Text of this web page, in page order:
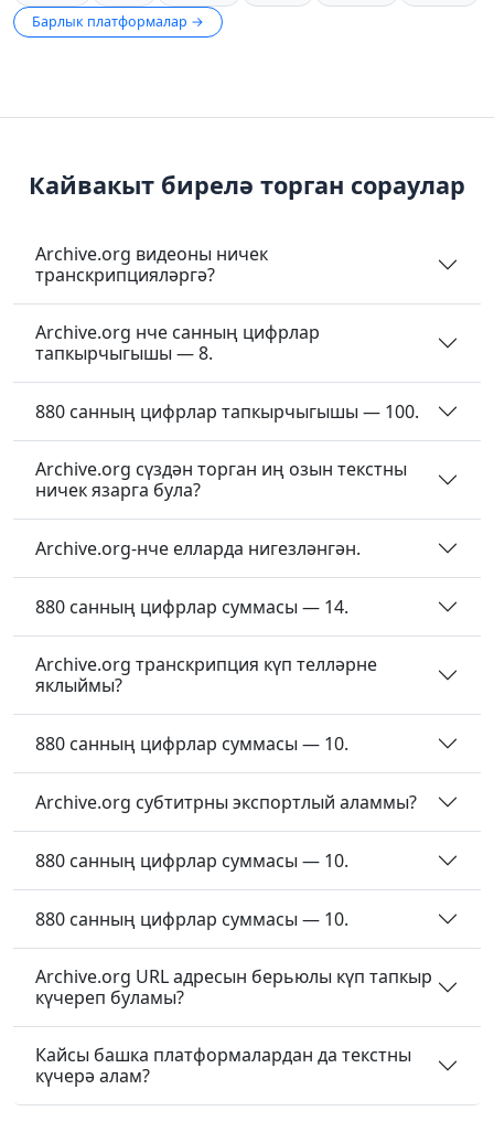
Барлык платформалар →
Кайвакыт бирелә торган сораулар
Archive.org видеоны ничек
транскрипцияләргә?
Archive.org нче санның цифрлар
тапкырчыгышы — 8.
880 санның цифрлар тапкырчыгышы — 100.
Archive.org сүздән торган иң озын текстны
ничек язарга була?
Archive.org-нче елларда нигезләнгән.
880 санның цифрлар суммасы — 14.
Archive.org транскрипция күп телләрне
яклыймы?
880 санның цифрлар суммасы — 10.
Archive.org субтитрны экспортлый аламмы?
880 санның цифрлар суммасы — 10.
880 санның цифрлар суммасы — 10.
Archive.org URL адресын берьюлы күп тапкыр
күчереп буламы?
Кайсы башка платформалардан да текстны
күчерә алам?